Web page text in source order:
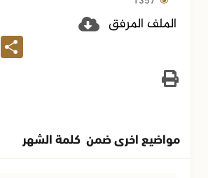
الملف المرفق
Share
مواضيع اخرى ضمن كلمة الشهر